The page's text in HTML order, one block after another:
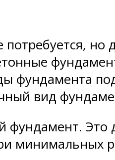
но
фундамента
вид
фундамент. Это
минимальных